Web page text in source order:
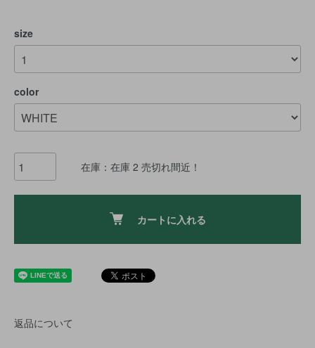
size
color
在庫：在庫 2 売切れ間近！
カートに入れる
返品について